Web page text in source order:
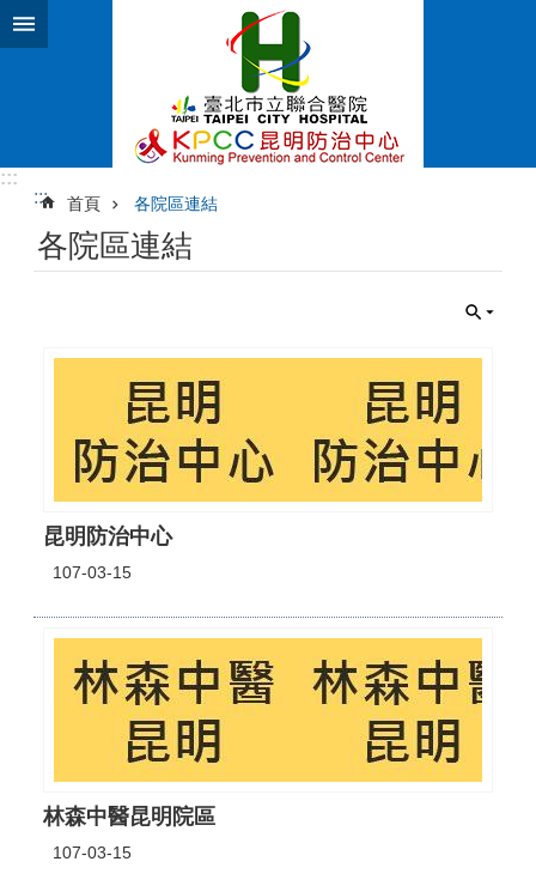
跳到主要內容區塊
:::
:::
首頁 各院區連結
各院區連結
昆明防治中心
107-03-15
林森中醫昆明院區
107-03-15